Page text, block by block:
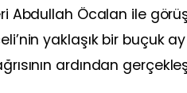
Abdullah Öcalan ile
yaklaşık bir buçuk
ardından